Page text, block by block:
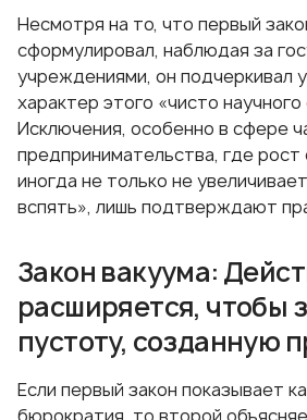
Несмотря на то, что первый
сформулировал, наблюдая за
учреждениями, он подчеркивал
характер этого «чисто
Исключения, особенно в сфере
предпринимательства, где рост
иногда не только не
вспять», лишь подтверждают
Закон вакуума:
расширяется, чтобы
пустоту, созданную
Если первый закон показывает